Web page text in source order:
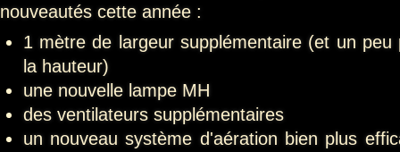
nouveautés cette année :
1 mètre de largeur supplémentaire (et un peu
la hauteur)
une nouvelle lampe MH
des ventilateurs supplémentaires
un nouveau système d'aération bien plus